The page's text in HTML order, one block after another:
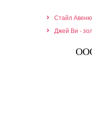
Стайл
Джей Ви -